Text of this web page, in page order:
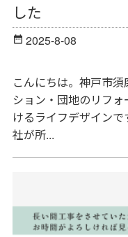
した
date_range 2025-8-08
こんにちは。神戸市
ション・団地のリフ
けるライフデザイン
社が所...